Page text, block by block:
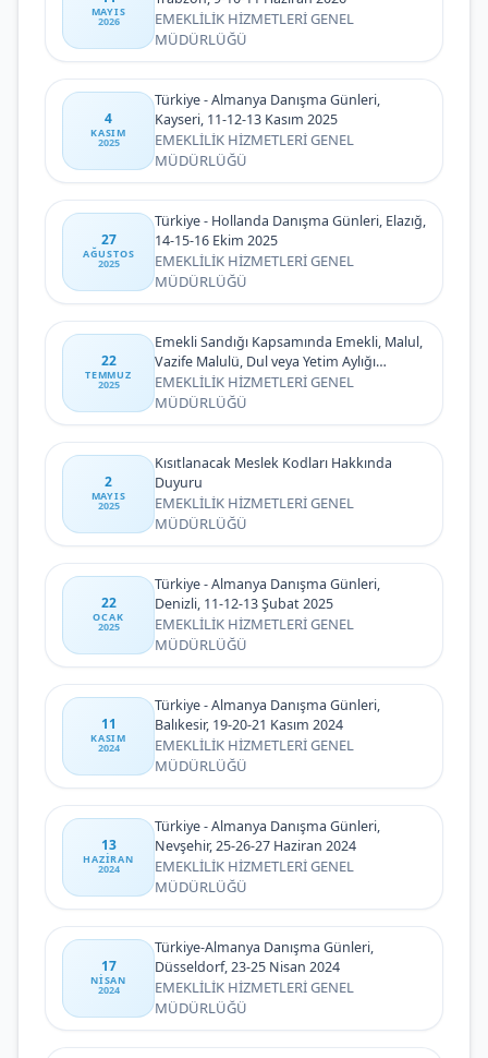
MAYIS
2026
EMEKLİLİK HİZMETLERİ GENEL
MÜDÜRLÜĞÜ
4
KASIM
2025
Türkiye - Almanya Danışma Günleri,
Kayseri, 11-12-13 Kasım 2025
EMEKLİLİK HİZMETLERİ GENEL
MÜDÜRLÜĞÜ
27
AĞUSTOS
2025
Türkiye - Hollanda Danışma Günleri, Elazığ,
14-15-16 Ekim 2025
EMEKLİLİK HİZMETLERİ GENEL
MÜDÜRLÜĞÜ
22
TEMMUZ
2025
Emekli Sandığı Kapsamında Emekli, Malul,
Vazife Malulü, Dul veya Yetim Aylığı
Alanların 2025 Yılı Temmuz Ayı Zam
Farklarının Ödenmesi
EMEKLİLİK HİZMETLERİ GENEL
MÜDÜRLÜĞÜ
2
MAYIS
2025
Kısıtlanacak Meslek Kodları Hakkında
Duyuru
EMEKLİLİK HİZMETLERİ GENEL
MÜDÜRLÜĞÜ
22
OCAK
2025
Türkiye - Almanya Danışma Günleri,
Denizli, 11-12-13 Şubat 2025
EMEKLİLİK HİZMETLERİ GENEL
MÜDÜRLÜĞÜ
11
KASIM
2024
Türkiye - Almanya Danışma Günleri,
Balıkesir, 19-20-21 Kasım 2024
EMEKLİLİK HİZMETLERİ GENEL
MÜDÜRLÜĞÜ
13
HAZIRAN
2024
Türkiye - Almanya Danışma Günleri,
Nevşehir, 25-26-27 Haziran 2024
EMEKLİLİK HİZMETLERİ GENEL
MÜDÜRLÜĞÜ
17
NISAN
2024
Türkiye-Almanya Danışma Günleri,
Düsseldorf, 23-25 Nisan 2024
EMEKLİLİK HİZMETLERİ GENEL
MÜDÜRLÜĞÜ